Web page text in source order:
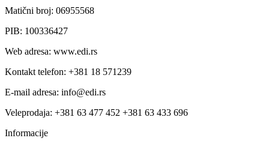
Matični broj: 06955568
PIB: 100336427
Web adresa: www.edi.rs
Kontakt telefon: +381 18 571239
E-mail adresa: info@edi.rs
Veleprodaja: +381 63 477 452 +381 63 433 696
Informacije